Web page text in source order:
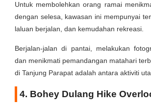
Untuk membolehkan orang ramai
dengan selesa, kawasan ini mempunyai
laluan berjalan, dan kemudahan rekreasi.
Berjalan-jalan di pantai, melakukan
dan menikmati pemandangan matahari
di Tanjung Parapat adalah antara aktiviti
4. Bohey Dulang Hike